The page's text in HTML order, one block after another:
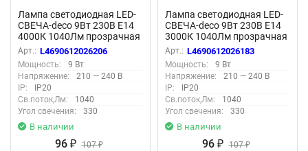
Лампа светодиодная LED-
СВЕЧА-deco 9Вт 230В Е14
4000К 1040Лм прозрачная
IN HOME
Арт.: L4690612026206
Мощность:
9 Вт
Напряжение:
210 — 240 В
IP:
IP20
Св.поток,Лм:
1040
Угол свечения:
330
В наличии
96 ₽ 107₽
Лампа светодиодная LED-
СВЕЧА-deco 9Вт 230В Е14
3000К 1040Лм прозрачная
IN HOME
Арт.: L4690612026183
Мощность:
9 Вт
Напряжение:
210 — 240 В
IP:
IP20
Св.поток,Лм:
1040
Угол свечения:
330
В наличии
96 ₽ 107₽